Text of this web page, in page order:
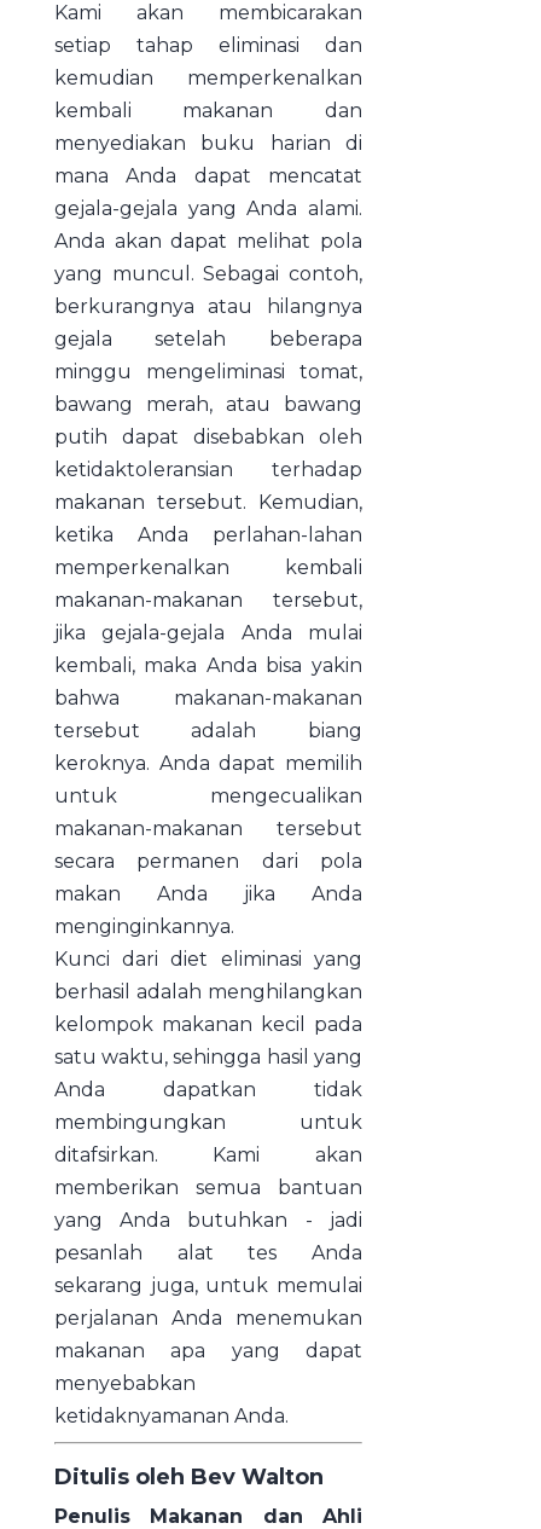
Kami akan membicarakan
setiap tahap eliminasi dan
kemudian memperkenalkan
kembali makanan dan
menyediakan buku harian di
mana Anda dapat mencatat
gejala-gejala yang Anda alami.
Anda akan dapat melihat pola
yang muncul. Sebagai contoh,
berkurangnya atau hilangnya
gejala setelah beberapa
minggu mengeliminasi tomat,
bawang merah, atau bawang
putih dapat disebabkan oleh
ketidaktoleransian terhadap
makanan tersebut. Kemudian,
ketika Anda perlahan-lahan
memperkenalkan kembali
makanan-makanan tersebut,
jika gejala-gejala Anda mulai
kembali, maka Anda bisa yakin
bahwa makanan-makanan
tersebut adalah biang
keroknya. Anda dapat memilih
untuk mengecualikan
makanan-makanan tersebut
secara permanen dari pola
makan Anda jika Anda
menginginkannya.
Kunci dari diet eliminasi yang
berhasil adalah menghilangkan
kelompok makanan kecil pada
satu waktu, sehingga hasil yang
Anda dapatkan tidak
membingungkan untuk
ditafsirkan. Kami akan
memberikan semua bantuan
yang Anda butuhkan - jadi
pesanlah alat tes Anda
sekarang juga, untuk memulai
perjalanan Anda menemukan
makanan apa yang dapat
menyebabkan
ketidaknyamanan Anda.
Ditulis oleh Bev Walton
Penulis Makanan dan Ahli